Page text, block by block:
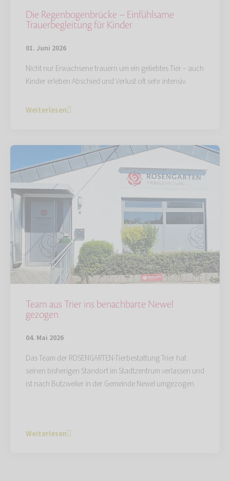
Die Regenbogenbrücke – Einfühlsame
Trauerbegleitung für Kinder
01. Juni 2026
Nicht nur Erwachsene trauern um ein geliebtes Tier – auch
Kinder erleben Abschied und Verlust oft sehr intensiv.
Weiterlesen
Team aus Trier ins benachbarte Newel
gezogen
04. Mai 2026
Das Team der ROSENGARTEN-Tierbestattung Trier hat
seinen bisherigen Standort im Stadtzentrum verlassen und
ist nach Butzweiler in der Gemeinde Newel umgezogen.
Weiterlesen